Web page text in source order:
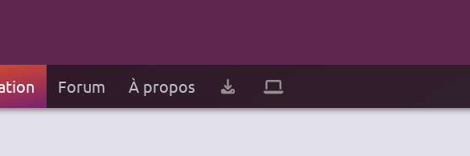
Forum À propos